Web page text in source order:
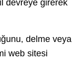
devreye girerek
delme veya
web sitesi